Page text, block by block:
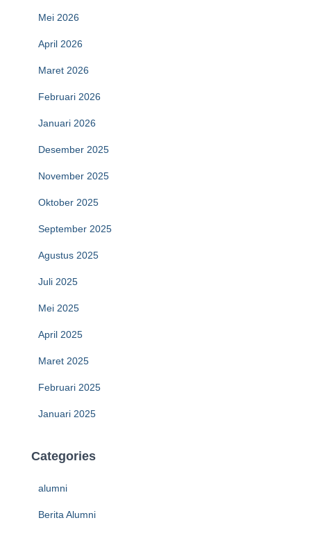
Mei 2026
April 2026
Maret 2026
Februari 2026
Januari 2026
Desember 2025
November 2025
Oktober 2025
September 2025
Agustus 2025
Juli 2025
Mei 2025
April 2025
Maret 2025
Februari 2025
Januari 2025
Categories
alumni
Berita Alumni